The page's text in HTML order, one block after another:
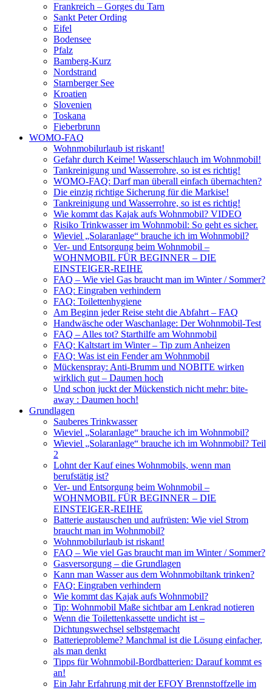
Frankreich – Gorges du Tarn
Sankt Peter Ording
Eifel
Bodensee
Pfalz
Bamberg-Kurz
Nordstrand
Starnberger See
Kroatien
Slovenien
Toskana
Fieberbrunn
WOMO-FAQ
Wohnmobilurlaub ist riskant!
Gefahr durch Keime! Wasserschlauch im Wohnmobil!
Tankreinigung und Wasserrohre, so ist es richtig!
WOMO-FAQ: Darf man überall einfach übernachten?
Die einzig richtige Sicherung für die Markise!
Tankreinigung und Wasserrohre, so ist es richtig!
Wie kommt das Kajak aufs Wohnmobil? VIDEO
Risiko Trinkwasser im Wohnmobil: So geht es sicher.
Wieviel „Solaranlage“ brauche ich im Wohnmobil?
Ver- und Entsorgung beim Wohnmobil –
WOHNMOBIL FÜR BEGINNER – DIE
EINSTEIGER-REIHE
FAQ – Wie viel Gas braucht man im Winter / Sommer?
FAQ: Eingraben verhindern
FAQ: Toilettenhygiene
Am Beginn jeder Reise steht die Abfahrt – FAQ
Handwäsche oder Waschanlage: Der Wohnmobil-Test
FAQ – Alles tot? Starthilfe am Wohnmobil
FAQ: Kaltstart im Winter – Tip zum Anheizen
FAQ: Was ist ein Fender am Wohnmobil
Mückenspray: Anti-Brumm und NOBITE wirken
wirklich gut – Daumen hoch
Und schon juckt der Mückenstich nicht mehr: bite-
away : Daumen hoch!
Grundlagen
Sauberes Trinkwasser
Wieviel „Solaranlage“ brauche ich im Wohnmobil?
Wieviel „Solaranlage“ brauche ich im Wohnmobil? Teil
2
Lohnt der Kauf eines Wohnmobils, wenn man
berufstätig ist?
Ver- und Entsorgung beim Wohnmobil –
WOHNMOBIL FÜR BEGINNER – DIE
EINSTEIGER-REIHE
Batterie austauschen und aufrüsten: Wie viel Strom
braucht man im Wohnmobil?
Wohnmobilurlaub ist riskant!
FAQ – Wie viel Gas braucht man im Winter / Sommer?
Gasversorgung – die Grundlagen
Kann man Wasser aus dem Wohnmobiltank trinken?
FAQ: Eingraben verhindern
Wie kommt das Kajak aufs Wohnmobil?
Tip: Wohnmobil Maße sichtbar am Lenkrad notieren
Wenn die Toilettenkassette undicht ist –
Dichtungswechsel selbstgemacht
Batterieprobleme? Manchmal ist die Lösung einfacher,
als man denkt
Tipps für Wohnmobil-Bordbatterien: Darauf kommt es
an!
Ein Jahr Erfahrung mit der EFOY Brennstoffzelle im